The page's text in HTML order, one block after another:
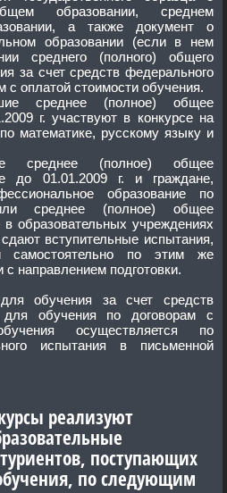
образовании, среднем
а также документ о
средств федерального
с оплатой стоимости обучения.
на
русскому языку и
среднее (полное) общее
до 01.01.2009 г. и граждане,
(полное) общее
образовательных учреждениях
предметам в соответствии с направлением подготовки.
обучения за счет средств
обучения по договорам с
в письменной
реализуют
поступающих